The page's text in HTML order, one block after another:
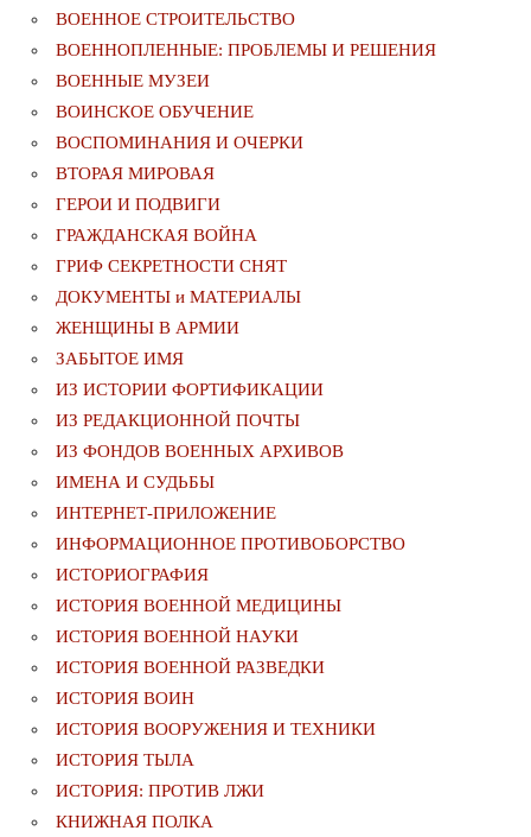
ВОЕННОЕ СТРОИТЕЛЬСТВО
ВОЕННОПЛЕННЫЕ: ПРОБЛЕМЫ И РЕШЕНИЯ
ВОЕННЫЕ МУЗЕИ
ВОИНСКОЕ ОБУЧЕНИЕ
ВОСПОМИНАНИЯ И ОЧЕРКИ
ВТОРАЯ МИРОВАЯ
ГЕРОИ И ПОДВИГИ
ГРАЖДАНСКАЯ ВОЙНА
ГРИФ СЕКРЕТНОСТИ СНЯТ
ДОКУМЕНТЫ и МАТЕРИАЛЫ
ЖЕНЩИНЫ В АРМИИ
ЗАБЫТОЕ ИМЯ
ИЗ ИСТОРИИ ФОРТИФИКАЦИИ
ИЗ РЕДАКЦИОННОЙ ПОЧТЫ
ИЗ ФОНДОВ ВОЕННЫХ АРХИВОВ
ИМЕНА И СУДЬБЫ
ИНТЕРНЕТ-ПРИЛОЖЕНИЕ
ИНФОРМАЦИОННОЕ ПРОТИВОБОРСТВО
ИСТОРИОГРАФИЯ
ИСТОРИЯ ВОЕННОЙ МЕДИЦИНЫ
ИСТОРИЯ ВОЕННОЙ НАУКИ
ИСТОРИЯ ВОЕННОЙ РАЗВЕДКИ
ИСТОРИЯ ВОИН
ИСТОРИЯ ВООРУЖЕНИЯ И ТЕХНИКИ
ИСТОРИЯ ТЫЛА
ИСТОРИЯ: ПРОТИВ ЛЖИ
КНИЖНАЯ ПОЛКА